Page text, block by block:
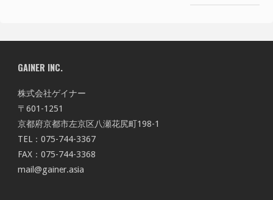
GAINER INC.
株式会社ゲイナー
〒601-1251
京都府京都市左京区八瀬花尻町198-1
TEL：075-744-3367
FAX：075-744-3368
mail@gainer.asia